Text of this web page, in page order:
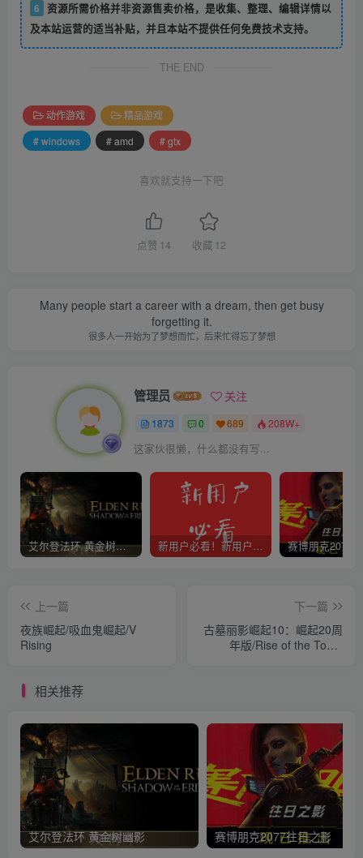
6
资源所需价格并非资源售卖价格，是收集、整理、编辑详情以
及本站运营的适当补贴，并且本站不提供任何免费技术支持。
THE END
动作游戏
精品游戏
# windows
# amd # gtx
喜欢就支持一下吧
点赞 14 收藏 12
Many people start a career with a dream, then get busy
forgetting it.
很多人一开始为了梦想而忙，后来忙得忘了梦想
管理员 关注
1873 0 689 208W+
这家伙很懒，什么都没有写...
艾尔登法环 黄金树幽影 新用户必看！新用户必看！新用户必看！！！
上一篇
夜族崛起/吸血鬼崛起/V
Rising
下一篇
古墓丽影崛起10：崛起20周
年版/Rise of the Tomb
相关推荐
艾尔登法环 黄金树幽影 赛博朋克2077往日之影